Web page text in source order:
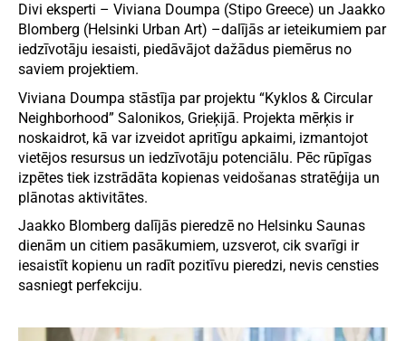
Divi eksperti – Viviana Doumpa (Stipo Greece) un Jaakko
Blomberg (Helsinki Urban Art) –dalījās ar ieteikumiem par
iedzīvotāju iesaisti, piedāvājot dažādus piemērus no
saviem projektiem.
Viviana Doumpa stāstīja par projektu “Kyklos & Circular
Neighborhood” Salonikos, Grieķijā. Projekta mērķis ir
noskaidrot, kā var izveidot apritīgu apkaimi, izmantojot
vietējos resursus un iedzīvotāju potenciālu. Pēc rūpīgas
izpētes tiek izstrādāta kopienas veidošanas stratēģija un
plānotas aktivitātes.
Jaakko Blomberg dalījās pieredzē no Helsinku Saunas
dienām un citiem pasākumiem, uzsverot, cik svarīgi ir
iesaistīt kopienu un radīt pozitīvu pieredzi, nevis censties
sasniegt perfekciju.